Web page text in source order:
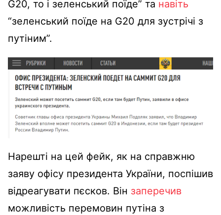
G20, то і зеленський поїде” та навіть
“зеленський поїде на G20 для зустрічі з
путіним”.
Нарешті на цей фейк, як на справжню
заяву офісу президента України, поспішив
відреагувати пєсков. Він заперечив
можливість перемовин путіна з